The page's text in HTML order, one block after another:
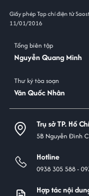
Giấy phép Tạp chí điện tử
11/01/2016
Tổng biên tập
Nguyễn Quang Minh
Thư ký tòa soạn
Văn Quốc Nhân
Trụ sở TP. Hồ
5B Nguyễn Đình
Hotline
0938 305 588 -
Hợp tác nội